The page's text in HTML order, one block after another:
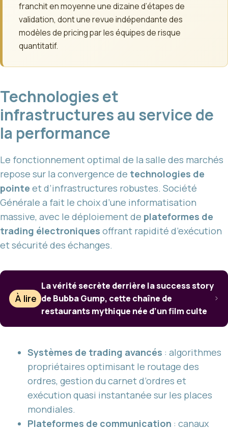
franchit en moyenne une dizaine d’étapes de
validation, dont une revue indépendante des
modèles de pricing par les équipes de risque
quantitatif.
Technologies et
infrastructures au service de
la performance
Le fonctionnement optimal de la salle des marchés
repose sur la convergence de technologies de
pointe et d’infrastructures robustes. Société
Générale a fait le choix d’une informatisation
massive, avec le déploiement de plateformes de
trading électroniques offrant rapidité d’exécution
et sécurité des échanges.
À lire
La vérité secrète derrière la success story
de Bubba Gump, cette chaîne de
restaurants mythique née d’un film culte
Systèmes de trading avancés : algorithmes
propriétaires optimisant le routage des
ordres, gestion du carnet d’ordres et
exécution quasi instantanée sur les places
mondiales.
Plateformes de communication : canaux